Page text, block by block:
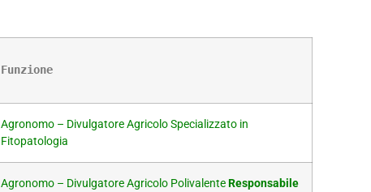
Funzione
Agronomo – Divulgatore Agricolo Specializzato in
Fitopatologia
Agronomo – Divulgatore Agricolo PolivalenteResponsabile